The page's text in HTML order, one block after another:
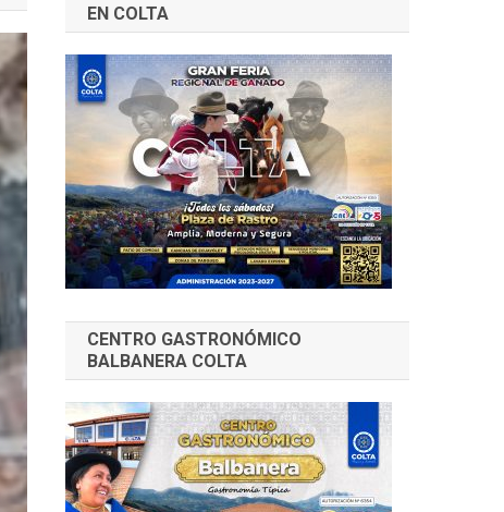
EN COLTA
CENTRO GASTRONÓMICO
BALBANERA COLTA